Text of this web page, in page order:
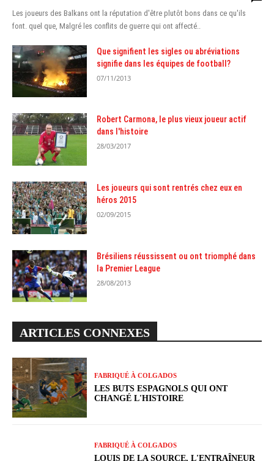
Les joueurs des Balkans ont la réputation d'être plutôt bons dans ce qu'ils
font. quel que, Malgré les conflits de guerre qui ont affecté..
Que signifient les sigles ou abréviations
signifie dans les équipes de football?
07/11/2013
Robert Carmona, le plus vieux joueur actif
dans l'histoire
28/03/2017
Les joueurs qui sont rentrés chez eux en
héros 2015
02/09/2015
Brésiliens réussissent ou ont triomphé dans
la Premier League
28/08/2013
ARTICLES CONNEXES
FABRIQUÉ À COLGADOS
LES BUTS ESPAGNOLS QUI ONT
CHANGÉ L'HISTOIRE
FABRIQUÉ À COLGADOS
LOUIS DE LA SOURCE, L'ENTRAÎNEUR